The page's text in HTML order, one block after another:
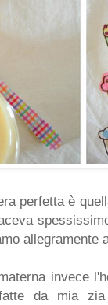
perfetta è
allegramente
invece
da mia